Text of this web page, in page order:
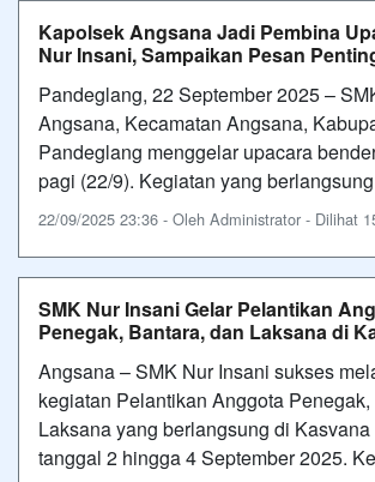
Kapolsek Angsana Jadi Pembina
Nur Insani, Sampaikan Pesan
Pandeglang, 22 September 2025 –
Angsana, Kecamatan Angsana,
Pandeglang menggelar upacara
pagi (22/9). Kegiatan yang
22/09/2025 23:36 - Oleh Administrator - Dilihat
SMK Nur Insani Gelar Pelantikan
Penegak, Bantara, dan Laksana di
Angsana – SMK Nur Insani sukses
kegiatan Pelantikan Anggota
Laksana yang berlangsung di
tanggal 2 hingga 4 September 2025. Ke